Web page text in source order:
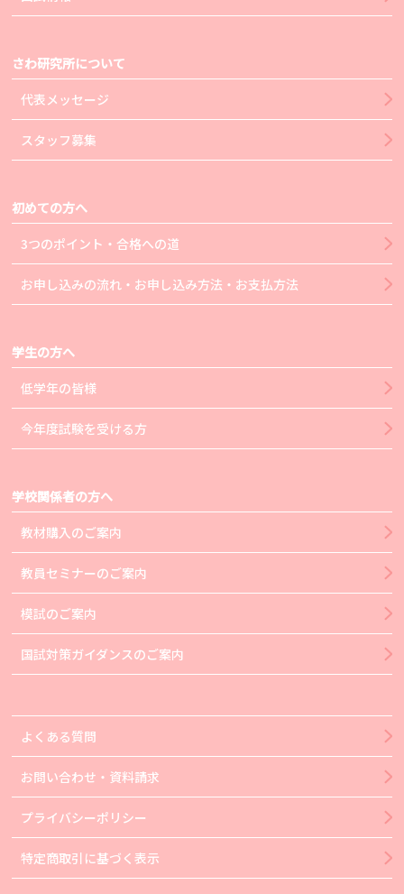
さわ研究所について
代表メッセージ
スタッフ募集
初めての方へ
3つのポイント・合格への道
お申し込みの流れ・お申し込み方法・お支払方法
学生の方へ
低学年の皆様
今年度試験を受ける方
学校関係者の方へ
教材購入のご案内
教員セミナーのご案内
模試のご案内
国試対策ガイダンスのご案内
よくある質問
お問い合わせ・資料請求
プライバシーポリシー
特定商取引に基づく表示